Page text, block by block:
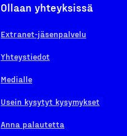
Ollaan yhteyksissä
Extranet-jäsenpalvelu
Yhteystiedot
Medialle
Usein kysytyt kysymykset
Anna palautetta